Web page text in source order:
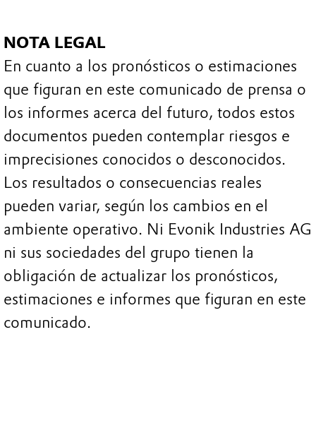
NOTA LEGAL
En cuanto a los pronósticos o estimaciones
que figuran en este comunicado de prensa o
los informes acerca del futuro, todos estos
documentos pueden contemplar riesgos e
imprecisiones conocidos o desconocidos.
Los resultados o consecuencias reales
pueden variar, según los cambios en el
ambiente operativo. Ni Evonik Industries AG
ni sus sociedades del grupo tienen la
obligación de actualizar los pronósticos,
estimaciones e informes que figuran en este
comunicado.